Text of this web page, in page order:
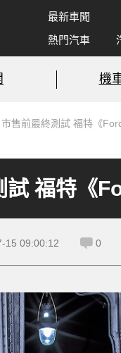
最新車聞
熱門汽車
機
市售前最終測試 福特《
試 福特《
15 09:00:12 0